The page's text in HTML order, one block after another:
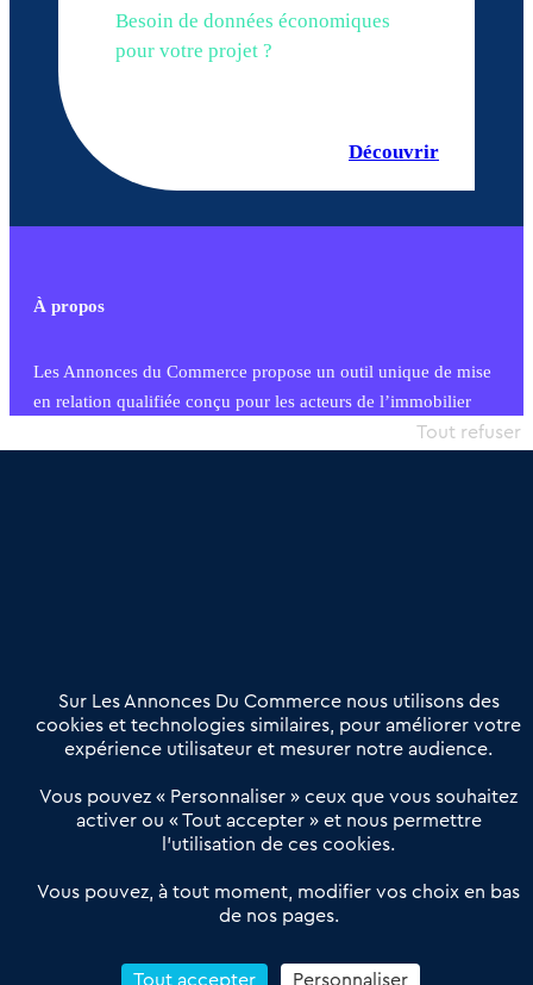
Besoin de données économiques
pour votre projet ?
Découvrir
À propos
Les Annonces du Commerce propose un outil unique de mise
en relation qualifiée conçu pour les acteurs de l’immobilier
commercial et les collectivités territoriales, simple et intégrant
Offres Pro
Actualités
Qui sommes nous ?
Derniers articles
Réseau 3C : un partenaire national dédié aux transactions
Petitscommerces : Un partenariat au service du commerce de
proximité et des territoires
Reprendre un Restaurant Rapide
Sur Les Annonces Du Commerce nous utilisons des
cookies et technologies similaires, pour améliorer votre
expérience utilisateur et mesurer notre audience.
Vous pouvez « Personnaliser » ceux que vous souhaitez
activer ou « Tout accepter » et nous permettre
l’utilisation de ces cookies.
Vous pouvez, à tout moment, modifier vos choix en bas
de nos pages.
Tout accepter
Tout refuser
Personnaliser